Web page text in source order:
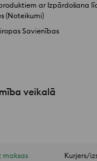
ar Izpārdošana
(Noteikumi)
Savienības
veikalā
maksas
Kurjers/